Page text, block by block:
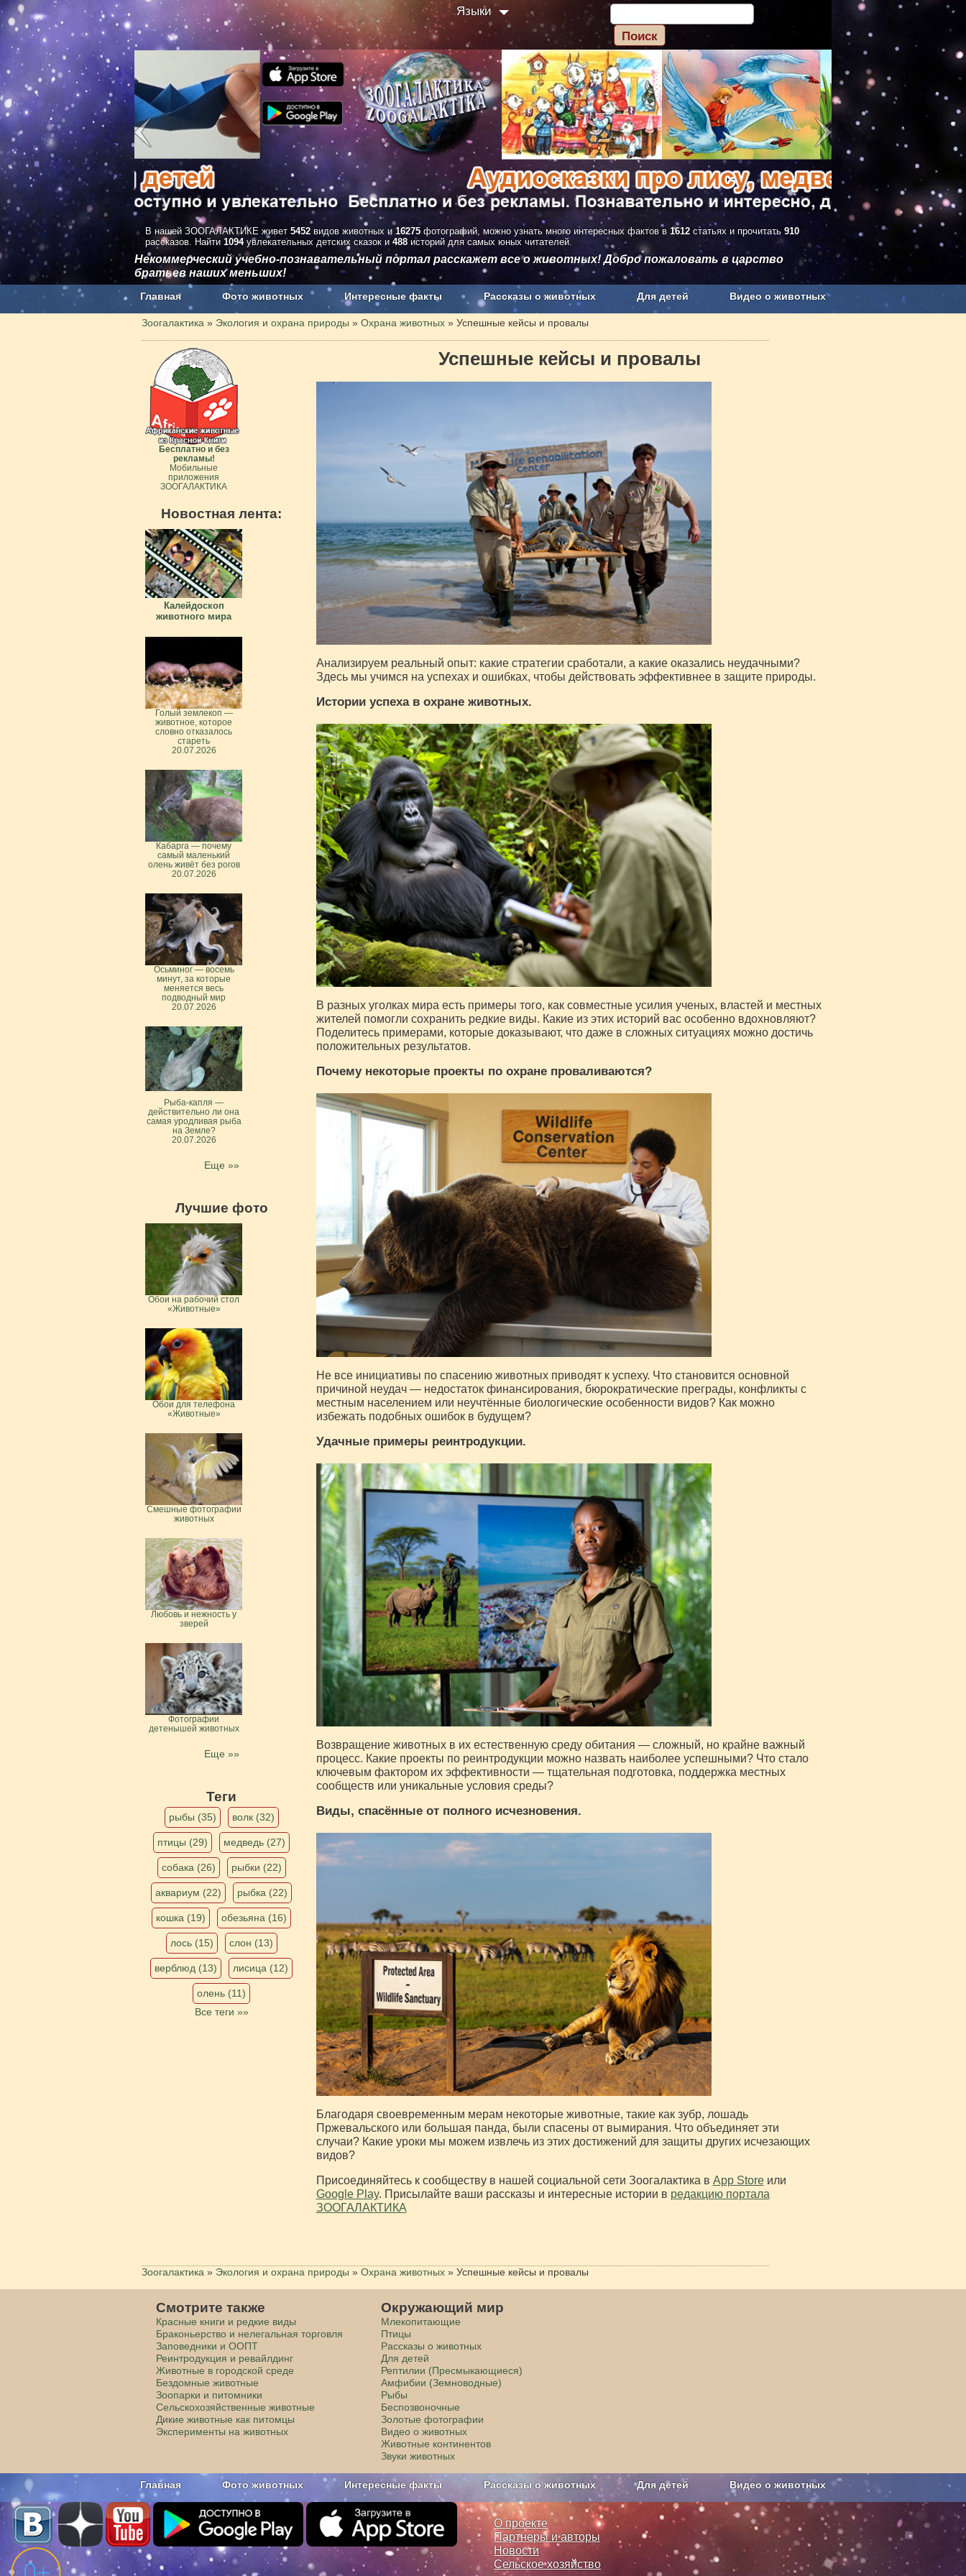
Языки
В нашей ЗООГАЛАКТИКЕ живет 5452 видов животных и 16275 фотографий, можно узнать много интересных фактов в 1612 статьях и прочитать 910
рассказов. Найти 1094увлекательных детских сказок и 488 историй для самых юных читателей.
Некоммерческий учебно-познавательный портал расскажет все о животных! Добро пожаловать в царство
братьев наших меньших!
Главная Фото животных Интересные факты Рассказы о животных Для детей Видео о животных
Наши приложения. Бесплатно и без рекламы О проекте
Зоогалактика » Экология и охрана природы » Охрана животных » Успешные кейсы и провалы
Успешные кейсы и провалы
Анализируем реальный опыт: какие стратегии сработали, а какие оказались неудачными?
Здесь мы учимся на успехах и ошибках, чтобы действовать эффективнее в защите природы.
Истории успеха в охране животных.
В разных уголках мира есть примеры того, как совместные усилия ученых, властей и местных
жителей помогли сохранить редкие виды. Какие из этих историй вас особенно вдохновляют?
Поделитесь примерами, которые доказывают, что даже в сложных ситуациях можно достичь
положительных результатов.
Почему некоторые проекты по охране проваливаются?
Не все инициативы по спасению животных приводят к успеху. Что становится основной
причиной неудач — недостаток финансирования, бюрократические преграды, конфликты с
местным населением или неучтённые биологические особенности видов? Как можно
избежать подобных ошибок в будущем?
Удачные примеры реинтродукции.
Возвращение животных в их естественную среду обитания — сложный, но крайне важный
процесс. Какие проекты по реинтродукции можно назвать наиболее успешными? Что стало
ключевым фактором их эффективности — тщательная подготовка, поддержка местных
сообществ или уникальные условия среды?
Виды, спасённые от полного исчезновения.
Благодаря своевременным мерам некоторые животные, такие как зубр, лошадь
Пржевальского или большая панда, были спасены от вымирания. Что объединяет эти
случаи? Какие уроки мы можем извлечь из этих достижений для защиты других исчезающих
видов?
Присоединяйтесь к сообществу в нашей социальной сети Зоогалактика в App Storeили
Google Play. Присылайте ваши рассказы и интересные истории в редакцию портала
ЗООГАЛАКТИКА
Бесплатно и без
рекламы!
Мобильные
приложения
ЗООГАЛАКТИКА
Новостная лента:
Калейдоскоп
животного мира
Голый землекоп —
животное, которое
словно отказалось
стареть
20.07.2026
Кабарга — почему
самый маленький
олень живёт без рогов
20.07.2026
Осьминог — восемь
минут, за которые
меняется весь
подводный мир
20.07.2026
Рыба-капля —
действительно ли она
самая уродливая рыба
на Земле?
20.07.2026
Еще »»
Лучшие фото
Обои на рабочий стол
«Животные»
Обои для телефона
«Животные»
Смешные фотографии
животных
Любовь и нежность у
зверей
Фотографии
детенышей животных
Еще »»
Теги
рыбы (35) волк (32)
птицы (29) медведь (27)
собака (26) рыбки (22)
аквариум (22) рыбка (22)
кошка (19) обезьяна (16)
лось (15) слон (13)
верблюд (13) лисица (12)
олень (11)
Все теги »»
Зоогалактика » Экология и охрана природы » Охрана животных » Успешные кейсы и провалы
Смотрите также
Красные книги и редкие виды
Браконьерство и нелегальная торговля
Заповедники и ООПТ
Реинтродукция и ревайлдинг
Животные в городской среде
Бездомные животные
Зоопарки и питомники
Сельскохозяйственные животные
Дикие животные как питомцы
Эксперименты на животных
Окружающий мир
Млекопитающие
Птицы
Рассказы о животных
Для детей
Рептилии (Пресмыкающиеся)
Амфибии (Земноводные)
Рыбы
Беспозвоночные
Золотые фотографии
Видео о животных
Животные континентов
Звуки животных
Главная Фото животных Интересные факты Рассказы о животных Для детей Видео о животных
Наши приложения. Бесплатно и без рекламы О проекте Сельское хозяйство
О проекте
Партнеры и авторы
Новости
Сельское хозяйство